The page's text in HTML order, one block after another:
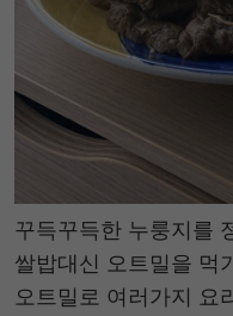
꾸득꾸득한 누룽지를
쌀밥대신 오트밀을 먹
오트밀로 여러가지 요